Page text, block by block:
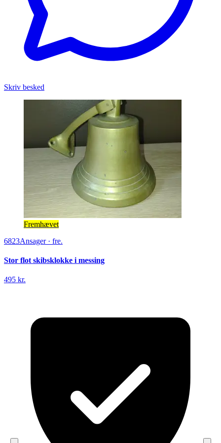
Skriv besked
Fremhævet
6823Ansager· fre.
Stor flot skibsklokke i messing
495 kr.